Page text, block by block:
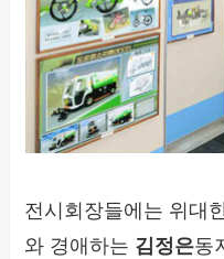
전시회장들에는 위대
와 경애하는 김정은동